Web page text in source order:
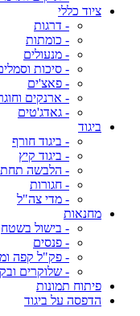
ציוד כללי
- דרגות
- כומתות
- מנעולים
- סיכות
- פאצ'ים
- ארנקים
- גאדג'טים
ביגוד
- ביגוד חורף
- ביגוד קיץ
- הלבשה
- חגורות
- מדי צה"ל
מחנאות
- בישול בשטח
- פנסים
- פק"ל קפה
- שלוקרים
פיתוח תמונות
הדפסה על ביגוד